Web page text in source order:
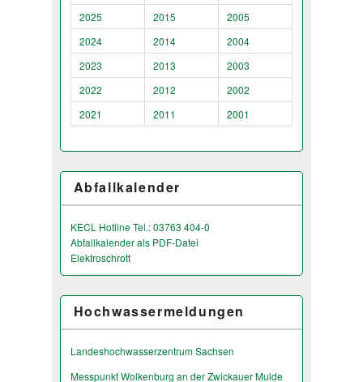
2025
2015
2005
2024
2014
2004
2023
2013
2003
2022
2012
2002
2021
2011 2001
Abfallkalender
KECL Hotline Tel.: 03763 404-0
Abfallkalender als PDF-Datei
Elektroschrott
Hochwassermeldungen
Landeshochwas­serzentrum Sachsen
Messpunkt Wolkenburg an der Zwickauer Mulde